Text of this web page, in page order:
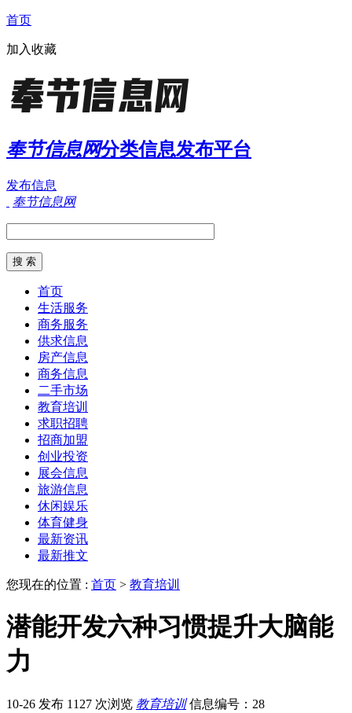
首页
加入收藏
奉节信息网分类信息发布平台
发布信息
奉节信息网
首页
生活服务
商务服务
供求信息
房产信息
商务信息
二手市场
教育培训
求职招聘
招商加盟
创业投资
展会信息
旅游信息
休闲娱乐
体育健身
最新资讯
最新推文
您现在的位置 : 首页 > 教育培训
潜能开发六种习惯提升大脑能
力
10-26 发布 1127 次浏览 教育培训 信息编号：28